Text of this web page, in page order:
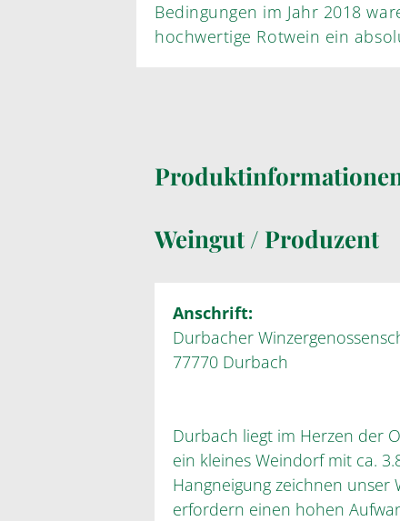
Bedingungen im Jahr 2018
hochwertige
Weingut / Produzent
Anschrift:
Durbacher
77770 Durbach
Durbach liegt im Herzen der
ein kleines Weindorf mit ca.
Hangneigung zeichnen unser
erfordern einen hohen